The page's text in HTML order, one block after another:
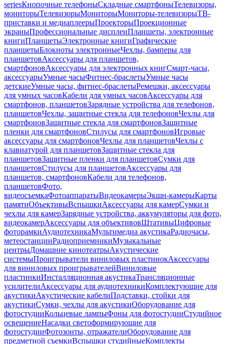
seriesКнопочные телефоныСкладные смартфоныТелевизоры,
мониторыТелевизорыМониторыМониторы-телевизорыТВ-
приставки и медиаплеерыПроекторыПроекционные
экраныПрофессиональные дисплеиПланшеты, электронные
книгиПланшетыЭлектронные книгиГрафические
планшетыБлокноты электронныеЧехлы, бамперы для
планшетовАксессуары для планшетов,
смартфоновАксессуары для электронных книгСмарт-часы,
аксессуарыУмные часыФитнес-браслетыУмные часы
детскиеУмные часы, фитнес-браслетыРемешки, аксессуары
для умных часовКабели для умных часовАксессуары для
смартфонов, планшетовЗарядные устройства для телефонов,
планшетовЧехлы, защитные стекла для телефоновЧехлы для
смартфоновЗащитные стекла для смартфоновЗащитные
пленки для смартфоновСтилусы для смартфоновИгровые
аксессуары для смартфоновЧехлы для планшетовЧехлы с
клавиатурой для планшетовЗащитные стекла для
планшетовЗащитные пленки для планшетовСумки для
планшетовСтилусы для планшетовАксессуары для
планшетов, смартфоновКабели для телефонов,
планшетовФото,
видеосъемкаФотоаппаратыВидеокамерыЭкшн-камерыКарты
памятиОбъективыВспышкиАксессуары для камерСумки и
чехлы для камерЗарядные устройства, аккумуляторы для фото,
видеокамерАксессуары для объективовШтативыЦифровые
фоторамкиАудиотехникаМультимедиа акустикаРадиочасы,
метеостанцииРадиоприемникиМузыкальные
центрыДомашние кинотеатрыАкустические
системыПроигрыватели виниловых пластинокАксессуары
для виниловых проигрывателейВиниловые
пластинкиИнсталляционная акустикаТрансляционные
усилителиАксессуары для аудиотехникиКомплектующие для
акустикиАкустические кабелиПодставки, стойки для
акустикиСумки, чехлы для акустикиОборудование для
фотостудииКольцевые лампыФоны для фотостудииСтудийное
освещениеНасадки светоформирующие для
фотостудииФотозонты, отражателиОборудование для
предметной съемкиВспышки студийныеКомплекты